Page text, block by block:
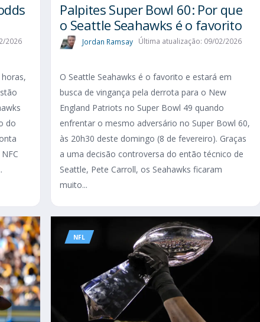
2026
do
Palpites Super Bowl 60: Por que
o Seattle Seahawks é o favorito
Jordan Ramsay Última atualização: 09/02/2026
O Seattle Seahawks é o favorito e estará em
busca de vingança pela derrota para o New
England Patriots no Super Bowl 49 quando
enfrentar o mesmo adversário no Super Bowl 60,
às 20h30 deste domingo (8 de fevereiro). Graças
a uma decisão controversa do então técnico de
Seattle, Pete Carroll, os Seahawks ficaram
muito...
NFL